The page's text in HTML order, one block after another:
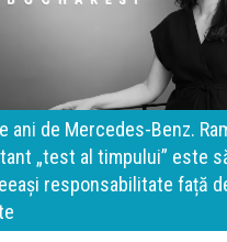
Pîrlog: Cel mai
inovăm constant, dar
oameni, siguranță și